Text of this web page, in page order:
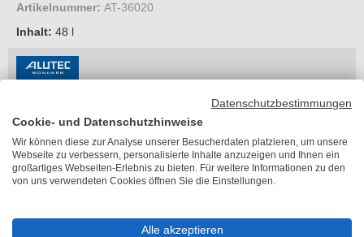
Artikelnummer: AT-36020
Inhalt: 48 l
kostenloserVersand
Lieferzeit 2-5 Arbeitstage
Bitte wählen
Datenschutzbestimmungen
Cookie- und Datenschutzhinweise
Wir können diese zur Analyse unserer Besucherdaten platzieren, um unsere
Webseite zu verbessern, personalisierte Inhalte anzuzeigen und Ihnen ein
großartiges Webseiten-Erlebnis zu bieten. Für weitere Informationen zu den
von uns verwendeten Cookies öffnen Sie die Einstellungen.
Alle akzeptieren